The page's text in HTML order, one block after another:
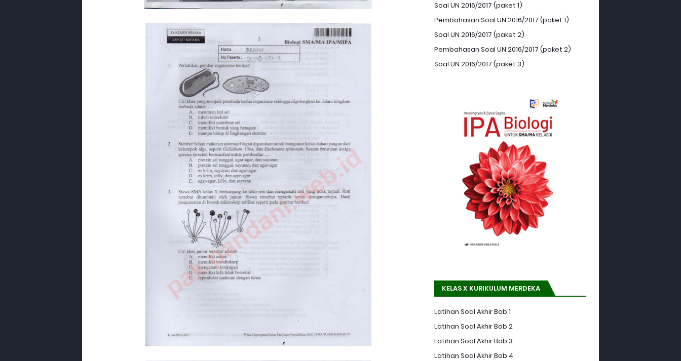
Soal UN 2016/2017 (paket 1)
Pembahasan Soal UN 2016/2017 (paket 1)
Soal UN 2016/2017 (paket 2)
Pembahasan Soal UN 2016/2017 (paket 2)
Soal UN 2016/2017 (paket 3)
KELAS X KURIKULUM MERDEKA
Latihan Soal Akhir Bab 1
Latihan Soal Akhir Bab 2
Latihan Soal Akhir Bab 3
Latihan Soal Akhir Bab 4